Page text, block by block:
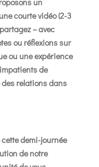
courte vidéo (2-3
– avec
ou réflexions sur
ou une expérience
de
des relations dans
demi-journée
de notre